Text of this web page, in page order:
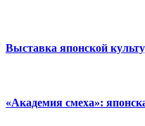
Выставка японской
«Академия смеха»: